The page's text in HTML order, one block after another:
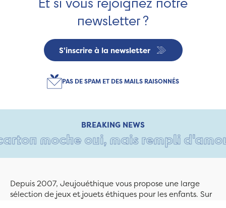
newsletter ?
S'inscrire à la newsletter
PAS DE SPAM ET DES MAILS RAISONNÉS
BREAKING NEWS
moche oui, mais rempli
Depuis 2007, Jeujouéthique vous propose une large
sélection de jeux et jouets éthiques pour les enfants. Sur